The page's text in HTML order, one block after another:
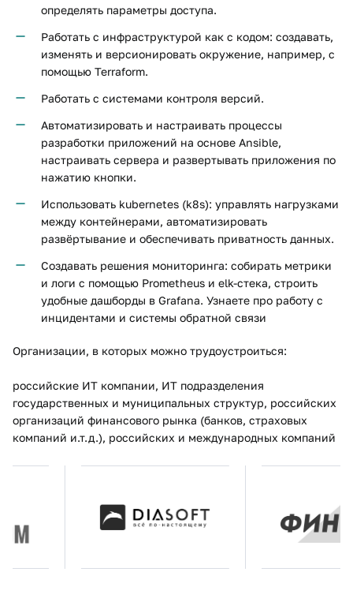
определять параметры доступа.
Работать с инфраструктурой как с кодом: создавать,
изменять и версионировать окружение, например, с
помощью Terraform.
Работать с системами контроля версий.
Автоматизировать и настраивать процессы
разработки приложений на основе Ansible,
настраивать сервера и развертывать приложения по
нажатию кнопки.
Использовать kubernetes (k8s): управлять нагрузками
между контейнерами, автоматизировать
развёртывание и обеспечивать приватность данных.
Создавать решения мониторинга: собирать метрики
и логи с помощью Prometheus и elk-стека, строить
удобные дашборды в Grafana. Узнаете про работу с
инцидентами и системы обратной связи
Организации, в которых можно трудоустроиться:
российские ИТ компании, ИТ подразделения
государственных и муниципальных структур, российских
организаций финансового рынка (банков, страховых
компаний и.т.д.), российских и международных компаний